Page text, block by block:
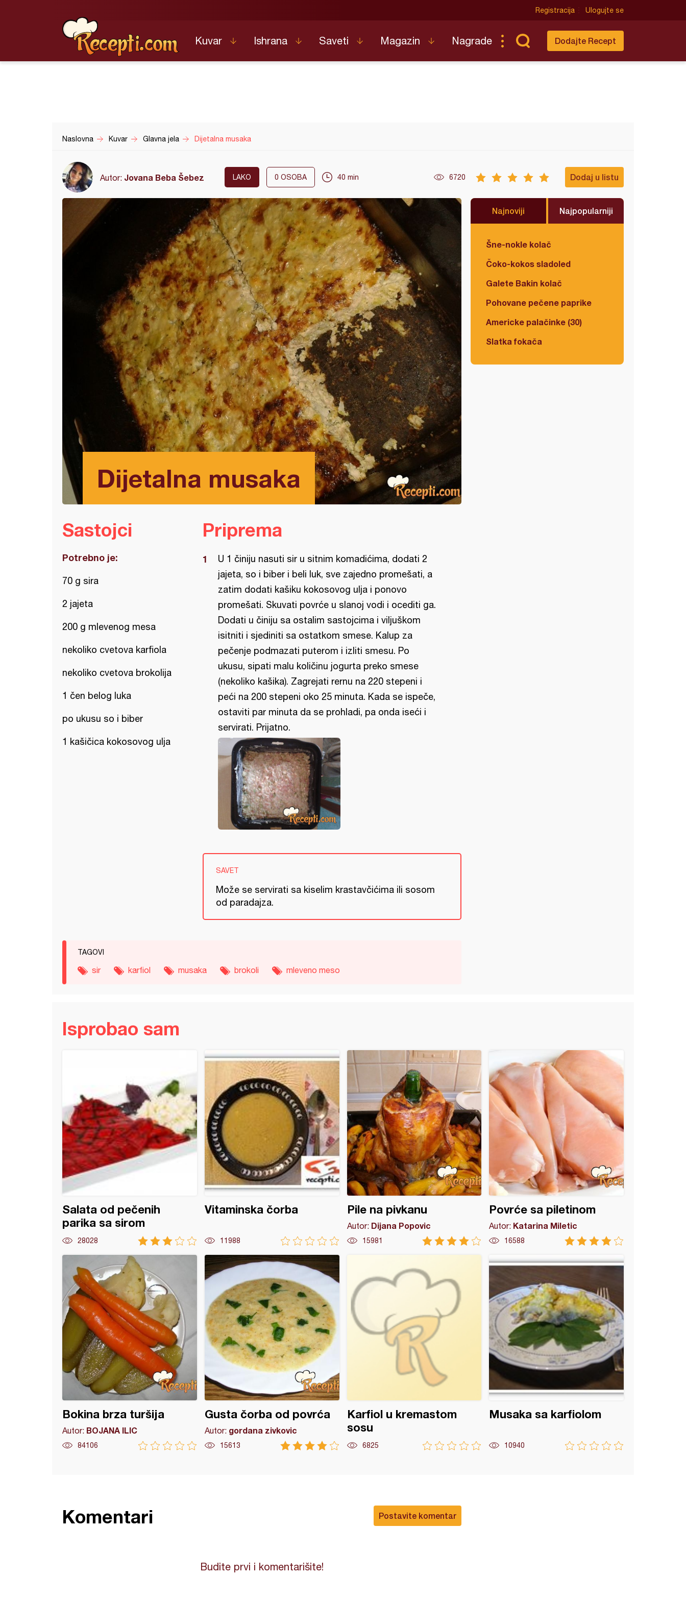
Registracija Ulogujte se
Kuvar Ishrana Saveti Magazin Nagrade Dodajte Recept
Naslovna Kuvar Glavna jela Dijetalna musaka
Autor: Jovana Beba Šebez LAKO 0 OSOBA 40 min 6720 Dodaj u listu
Dijetalna musaka
Najnoviji Najpopularniji
Šne-nokle kolač
Čoko-kokos sladoled
Galete Bakin kolač
Pohovane pečene paprike
Americke palačinke (30)
Slatka fokača
Sastojci
Potrebno je:
70 g sira
2 jajeta
200 g mlevenog mesa
nekoliko cvetova karfiola
nekoliko cvetova brokolija
1 čen belog luka
po ukusu so i biber
1 kašičica kokosovog ulja
Priprema
U 1 činiju nasuti sir u sitnim komadićima, dodati 2
jajeta, so i biber i beli luk, sve zajedno promešati, a
zatim dodati kašiku kokosovog ulja i ponovo
promešati. Skuvati povrće u slanoj vodi i ocediti ga.
Dodati u činiju sa ostalim sastojcima i viljuškom
isitniti i sjediniti sa ostatkom smese. Kalup za
pečenje podmazati puterom i izliti smesu. Po
ukusu, sipati malu količinu jogurta preko smese
(nekoliko kašika). Zagrejati rernu na 220 stepeni i
peći na 200 stepeni oko 25 minuta. Kada se ispeče,
ostaviti par minuta da se prohladi, pa onda iseći i
servirati. Prijatno.
SAVET
Može se servirati sa kiselim krastavčićima ili sosom
od paradajza.
TAGOVI
sir karfiol musaka brokoli mleveno meso
Isprobao sam
Salata od pečenih
parika sa sirom
28028
Vitaminska čorba
11988
Pile na pivkanu
Autor: Dijana Popovic
15981
Povrće sa piletinom
Autor: Katarina Miletic
16588
Bokina brza turšija
Autor: BOJANA ILIC
84106
Gusta čorba od povrća
Autor: gordana zivkovic
15613
Karfiol u kremastom
sosu
6825
Musaka sa karfiolom
10940
Postavite komentar
Komentari
Budite prvi i komentarišite!